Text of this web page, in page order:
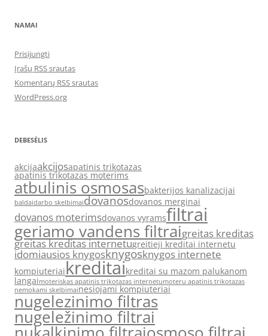
NAMAI
Prisijungti
Įrašų RSS srautas
Komentarų RSS srautas
WordPress.org
DEBESĖLIS
akcijaakcijosapatinis trikotazas
apatinis trikotazas moterims
atbulinis osmosasbakterijos kanalizacijai
baldaidarbo skelbimaidovanosdovanos merginai
dovanos moterimsdovanos vyramsfiltrai
geriamo vandens filtraigreitas kreditas
greitas kreditas internetugreitieji kreditai internetu
idomiausios knygosknygosknygos internete
kompiuteriaikreditaikreditai su mazom palukanom
langaimoteriskas apatinis trikotazas internetumoteru apatinis trikotazas
nemokami skelbimainesiojami kompiuteriai
nugelezinimo filtras
nugeležinimo filtrai